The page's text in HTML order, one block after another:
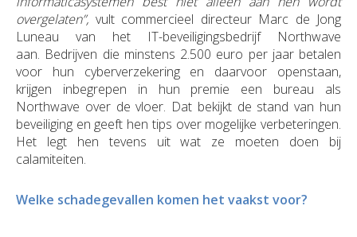
overgelaten”, vult commercieel directeur Marc de Jong
Luneau van het IT-beveiligingsbedrijf Northwave
aan. Bedrijven die minstens 2.500 euro per jaar betalen
voor hun cyberverzekering en daarvoor openstaan,
krijgen inbegrepen in hun premie een bureau als
Northwave over de vloer. Dat bekijkt de stand van hun
beveiliging en geeft hen tips over mogelijke verbeteringen.
Het legt hen tevens uit wat ze moeten doen bij
calamiteiten.
Welke schadegevallen komen het vaakst voor?